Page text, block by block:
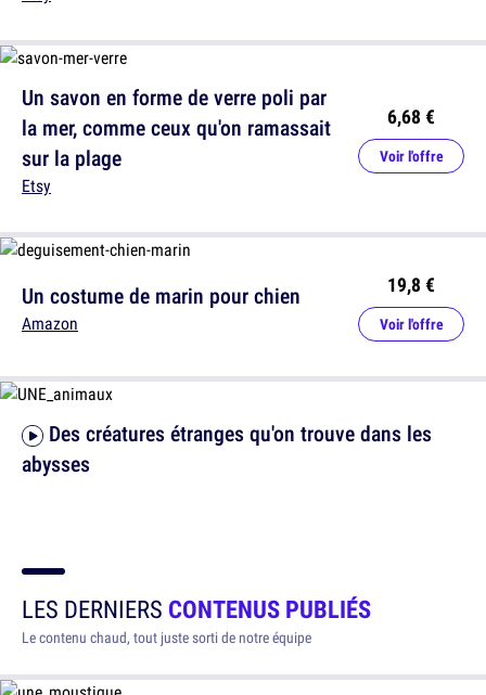
Un costume de marin pour chien
Amazon
19,8 €
Voir l'offre
abysses
Un savon en forme de verre poli par
la mer, comme ceux qu'on ramassait
sur la plage
Etsy
6,68 €
Voir l'offre
LES DERNIERS CONTENUS PUBLIÉS
Le contenu chaud, tout juste sorti de notre équipe